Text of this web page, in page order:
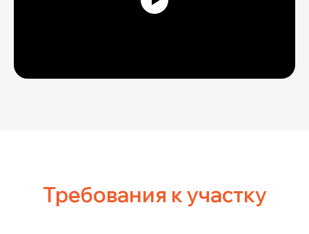
Требования к участку